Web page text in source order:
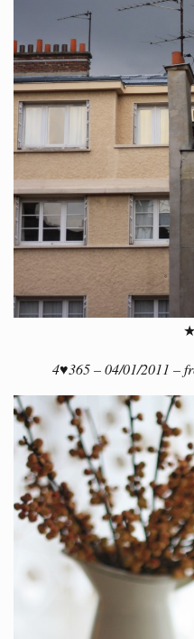
4♥365 – 04/01/2011 –